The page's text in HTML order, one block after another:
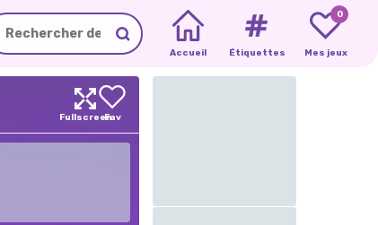
Accueil Étiquettes
0
Mes jeux